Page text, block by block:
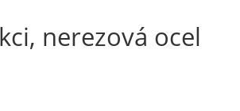
nerezová ocel